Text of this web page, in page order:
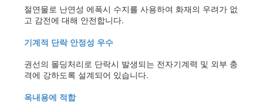
절연물로 난연성 에폭시 수지를 사용하여 화재의 우려가 없
고 감전에 대해 안전합니다.
기계적 단락 안정성 우수
권선의 몰딩처리로 단락시 발생되는 전자기계력 및 외부 충
격에 강하도록 설계되어 있습니다.
옥내용에 적합